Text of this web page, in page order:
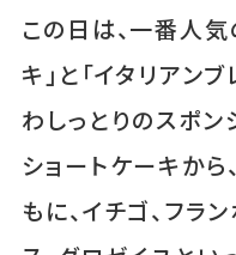
この日は、一番人
キ」と「イタリアン
わしっとりのスポ
ショートケーキか
もに、イチゴ、フラ